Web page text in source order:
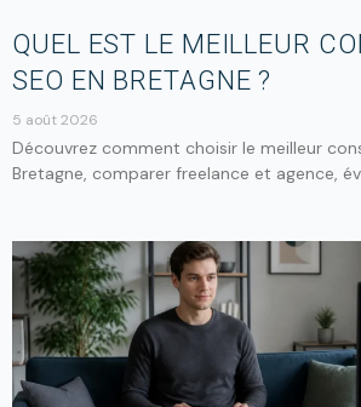
QUEL EST LE MEILLEUR
SEO EN BRETAGNE ?
5 août 2026
Découvrez comment choisir le meilleur
Bretagne, comparer freelance et agence,